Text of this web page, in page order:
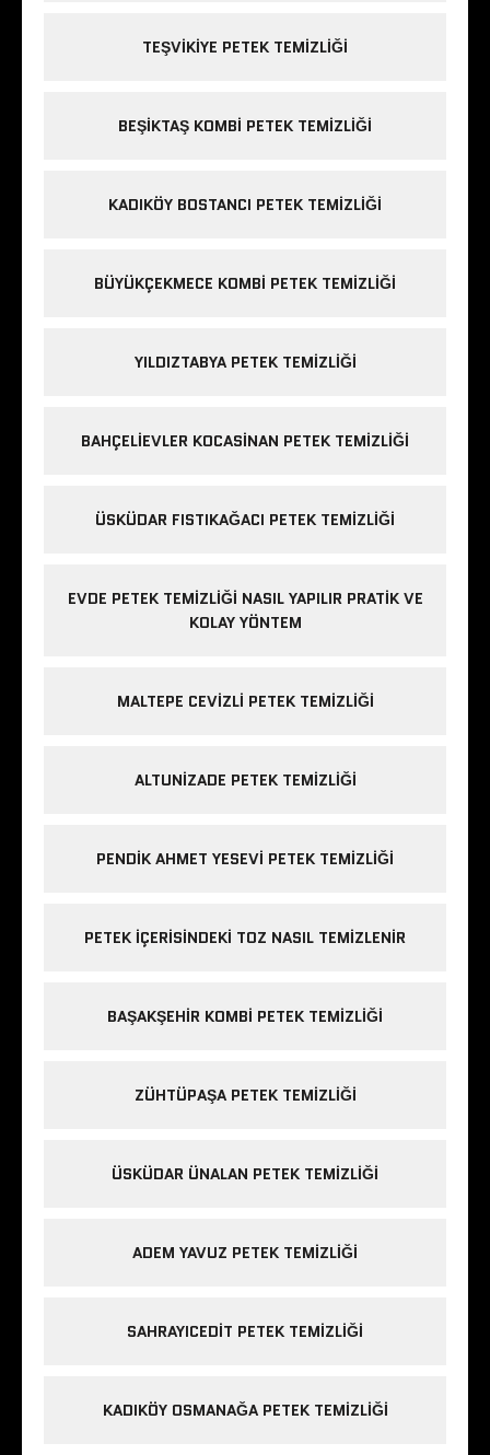
TEŞVIKIYE PETEK TEMIZLIĞI
BEŞIKTAŞ KOMBI PETEK TEMIZLIĞI
KADIKÖY BOSTANCI PETEK TEMIZLIĞI
BÜYÜKÇEKMECE KOMBI PETEK TEMIZLIĞI
YILDIZTABYA PETEK TEMIZLIĞI
BAHÇELIEVLER KOCASINAN PETEK TEMIZLIĞI
ÜSKÜDAR FISTIKAĞACI PETEK TEMIZLIĞI
EVDE PETEK TEMIZLIĞI NASIL YAPILIR PRATIK VE
KOLAY YÖNTEM
MALTEPE CEVIZLI PETEK TEMIZLIĞI
ALTUNIZADE PETEK TEMIZLIĞI
PENDIK AHMET YESEVI PETEK TEMIZLIĞI
PETEK IÇERISINDEKI TOZ NASIL TEMIZLENIR
BAŞAKŞEHIR KOMBI PETEK TEMIZLIĞI
ZÜHTÜPAŞA PETEK TEMIZLIĞI
ÜSKÜDAR ÜNALAN PETEK TEMIZLIĞI
ADEM YAVUZ PETEK TEMIZLIĞI
SAHRAYICEDIT PETEK TEMIZLIĞI
KADIKÖY OSMANAĞA PETEK TEMIZLIĞI